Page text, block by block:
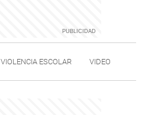
VIOLENCIA ESCOLAR VIDEO